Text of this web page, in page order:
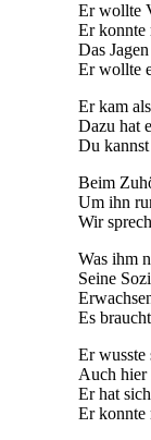
Er wollte
Er konnte
Das
Er wollte
Er kam
Dazu hat
Du
Beim
Um ihn
Wir
Was ihm
Seine
Es
Er wusste
Auch hier
Er hat
Er konnte